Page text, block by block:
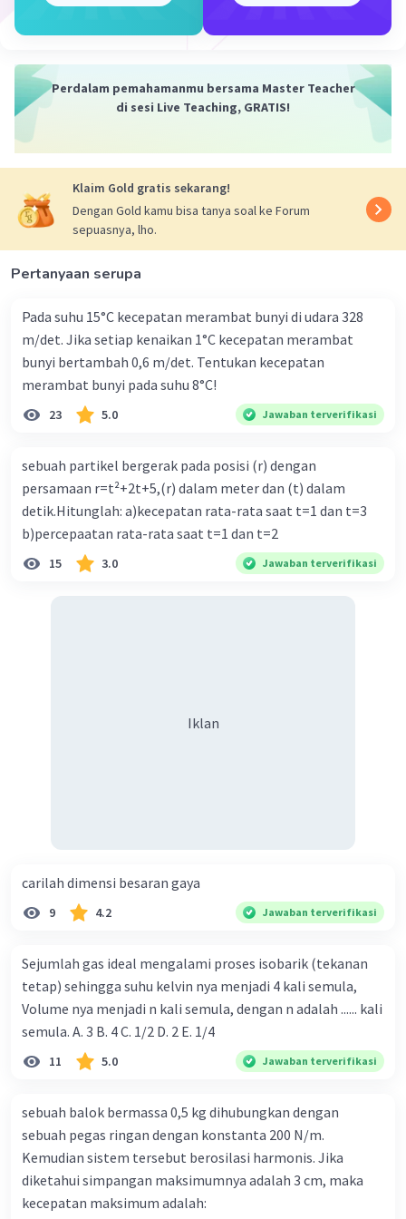
Perdalam pemahamanmu bersama Master Teacher
di sesi Live Teaching, GRATIS!
Klaim Gold gratis sekarang!
Dengan Gold kamu bisa tanya soal ke Forum
sepuasnya, lho.
Pertanyaan serupa
Pada suhu 15°C kecepatan merambat bunyi di udara 328
m/det. Jika setiap kenaikan 1°C kecepatan merambat
bunyi bertambah 0,6 m/det. Tentukan kecepatan
merambat bunyi pada suhu 8°C!
23 5.0 Jawaban terverifikasi
sebuah partikel bergerak pada posisi (r) dengan
persamaan r=t²+2t+5,(r) dalam meter dan (t) dalam
detik.Hitunglah: a)kecepatan rata-rata saat t=1 dan t=3
b)percepaatan rata-rata saat t=1 dan t=2
15 3.0 Jawaban terverifikasi
Iklan
carilah dimensi besaran gaya
9 4.2 Jawaban terverifikasi
Sejumlah gas ideal mengalami proses isobarik (tekanan
tetap) sehingga suhu kelvin nya menjadi 4 kali semula,
Volume nya menjadi n kali semula, dengan n adalah ...... kali
semula. A. 3 B. 4 C. 1/2 D. 2 E. 1/4
11 5.0 Jawaban terverifikasi
sebuah balok bermassa 0,5 kg dihubungkan dengan
sebuah pegas ringan dengan konstanta 200 N/m.
Kemudian sistem tersebut berosilasi harmonis. Jika
diketahui simpangan maksimumnya adalah 3 cm, maka
kecepatan maksimum adalah: